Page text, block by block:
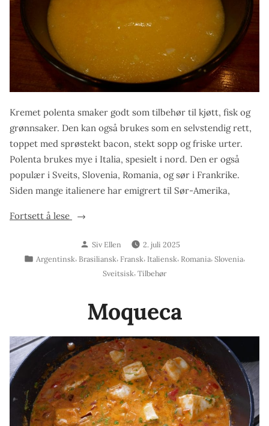
Kremet polenta smaker godt som tilbehør til kjøtt, fisk og
grønnsaker. Den kan også brukes som en selvstendig rett,
toppet med sprøstekt bacon, stekt sopp og friske urter.
Polenta brukes mye i Italia, spesielt i nord. Den er også
populær i Sveits, Slovenia, Romania, og sør i Frankrike.
Siden mange italienere har emigrert til Sør-Amerika,
Fortsett å lese
«Kremet
Skrevet
av
Siv Ellen
2. juli 2025
Publisert
Argentinsk, Brasiliansk, Fransk, Italiensk, Romania, Slovenia,
Sveitsisk, Tilbehør
Moqueca